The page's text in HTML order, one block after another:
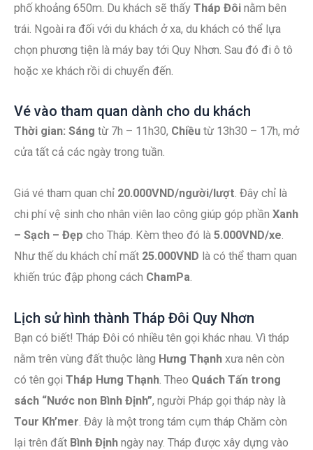
phố khoảng 650m. Du khách sẽ thấy Tháp Đôi nằm bên
trái. Ngoài ra đối với du khách ở xa, du khách có thể lựa
chọn phương tiện là máy bay tới Quy Nhơn. Sau đó đi ô tô
hoặc xe khách rồi di chuyển đến.
Vé vào tham quan dành cho du khách
Thời gian: Sáng từ 7h – 11h30, Chiều từ 13h30 – 17h, mở
cửa tất cả các ngày trong tuần.
Giá vé tham quan chỉ 20.000VND/người/lượt. Đây chỉ là
chi phí vệ sinh cho nhân viên lao công giúp góp phần Xanh
– Sạch – Đẹp cho Tháp. Kèm theo đó là 5.000VND/xe.
Như thế du khách chỉ mất 25.000VND là có thể tham quan
khiến trúc đập phong cách ChamPa.
Lịch sử hình thành Tháp Đôi Quy Nhơn
Bạn có biết! Tháp Đôi có nhiều tên gọi khác nhau. Vì tháp
nằm trên vùng đất thuộc làng Hưng Thạnh xưa nên còn
có tên gọi Tháp Hưng Thạnh. Theo Quách Tấn trong
sách “Nước non Bình Định”, người Pháp gọi tháp này là
Tour Kh’mer. Đây là một trong tám cụm tháp Chăm còn
lại trên đất Bình Định ngày nay. Tháp được xây dựng vào